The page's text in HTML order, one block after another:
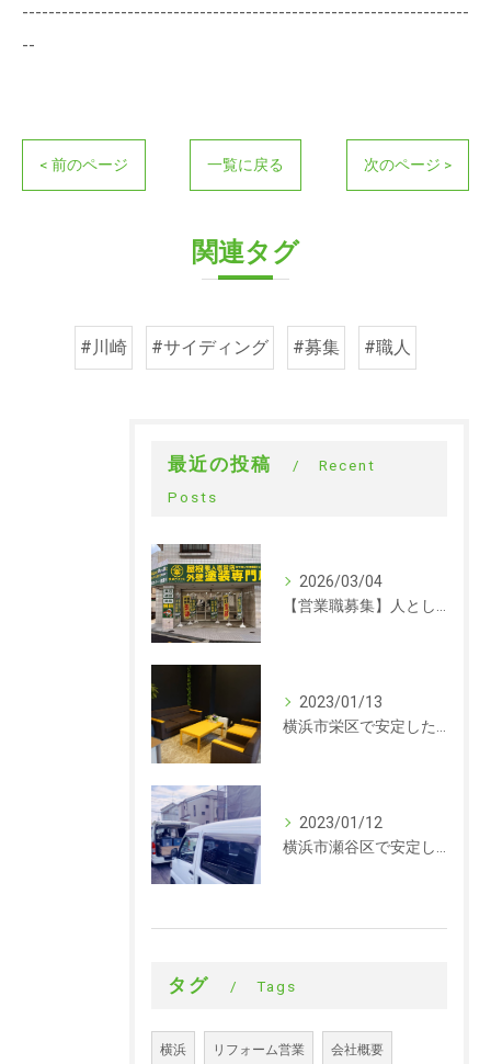
--------------------------------------------------------------------
--
< 前のページ 一覧に戻る 次のページ >
関連タグ
#川崎 #サイディング #募集 #職人
最近の投稿
Recent
Posts
2026/03/04
2023/01/13
2023/01/12
タグ Tags
横浜 リフォーム営業 会社概要